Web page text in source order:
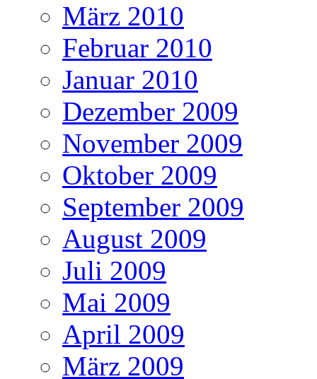
März 2010
Februar 2010
Januar 2010
Dezember 2009
November 2009
Oktober 2009
September 2009
August 2009
Juli 2009
Mai 2009
April 2009
März 2009